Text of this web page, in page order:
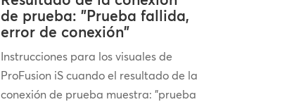
de prueba: "Prueba fallida,
error de conexión"
Instrucciones para los visuales de
ProFusion iS cuando el resultado de la
conexión de prueba muestra: "prueba